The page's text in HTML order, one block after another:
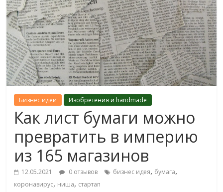
Бизнес идеи Изобретения и handmade
Как лист бумаги можно
превратить в империю
из 165 магазинов
12.05.2021 0 отзывов бизнес идея, бумага,
коронавирус, ниша, стартап